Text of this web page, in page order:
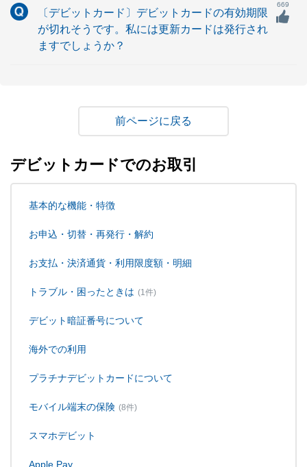
〔デビットカード〕デビットカードの有効期限
が切れそうです。私には更新カードは発行され
ますでしょうか？
669
戻る
デビットカードでのお取引
基本的な機能・特徴
お申込・切替・再発行・解約
お支払・決済通貨・利用限度額・明細
トラブル・困ったときは (1件)
デビット暗証番号について
海外での利用
プラチナデビットカードについて
モバイル端末の保険 (8件)
スマホデビット
Apple Pay